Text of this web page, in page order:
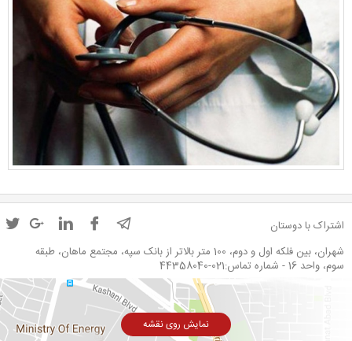
اشتراک با دوستان
شهران، بین فلکه اول و دوم، 100 متر بالاتر از بانک سپه، مجتمع ماهان، طبقه
سوم، واحد 16 - شماره تماس:021-44358040
نمایش روی نقشه